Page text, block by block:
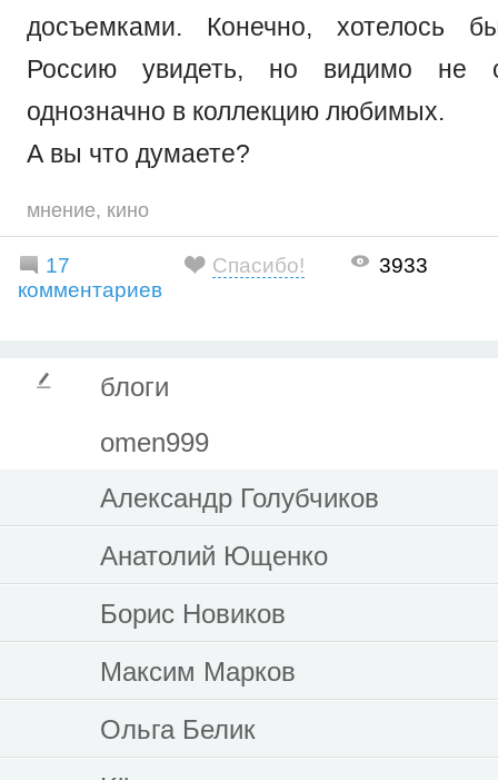
досъемками. Конечно, хотелось
Россию увидеть, но видимо не
однозначно в коллекцию любимых.
А вы что думаете?
мнение, кино
17
комментариев
Спасибо! 3933
блоги
omen999
Александр Голубчиков
Анатолий Ющенко
Борис Новиков
Максим Марков
Ольга Белик